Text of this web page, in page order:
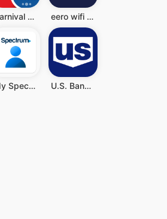
Carnival HUB eero wifi system
My Spectrum U.S. Bank Mobile Banking